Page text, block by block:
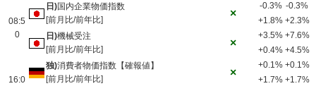
08:5
0
日)国内企業物価指数
[前月比/前年比]
×
-0.3% -0.3%
+1.8% +2.3%
日)機械受注
[前月比/前年比]
×
+3.5% +7.6%
+0.4% +4.5%
16:0
独)消費者物価指数【確報値】
[前月比/前年比]
×
+0.1% +0.1%
+1.7% +1.7%